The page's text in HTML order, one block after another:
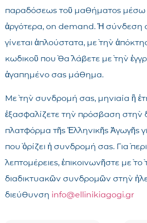
παραδόσεως τοῦ μαθήματος
ἀργότερα, on demand. Ἡ σύνδεση
γίνεται ἁπλούστατα, μὲ τὴν
κωδικοῦ ποὺ θὰ λάβετε μὲ τὴν
ἀγαπημένο σας μάθημα.
Μὲ τὴν συνδρομή σας, μηνιαία ἢ
ἐξασφαλίζετε τὴν πρόσβαση στὴν
πλατφόρμα τῆς Ἑλληνικῆς Ἀγωγῆς
ποὺ ὁρίζει ἡ συνδρομή σας. Γιὰ
λεπτομέρειες, ἐπικοινωνῆστε μὲ
διαδικτυακῶν συνδρομῶν στὴν
διεύθυνση info@ellinikiagogi.gr